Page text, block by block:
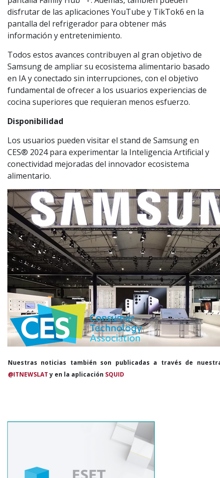
disfrutar de las aplicaciones YouTube y TikTok6 en la
pantalla del refrigerador para obtener más
información y entretenimiento.
Todos estos avances contribuyen al gran objetivo de
Samsung de ampliar su ecosistema alimentario basado
en IA y conectado sin interrupciones, con el objetivo
fundamental de ofrecer a los usuarios experiencias de
cocina superiores que requieran menos esfuerzo.
Disponibilidad
Los usuarios pueden visitar el stand de Samsung en
CES® 2024 para experimentar la Inteligencia Artificial y
conectividad mejoradas del innovador ecosistema
alimentario.
Nuestras noticias también son publicadas a través de
@ITNEWSLATy en la aplicación SQUID